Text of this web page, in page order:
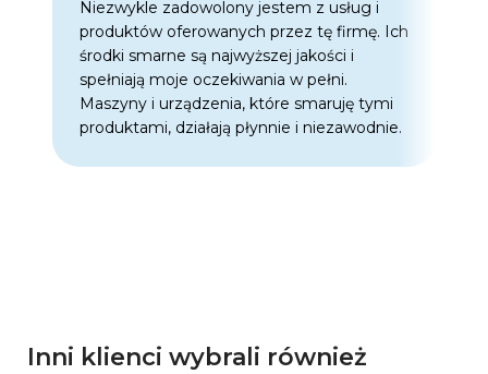
Niezwykle zadowolony jestem z usług i
produktów oferowanych przez tę firmę. Ich
środki smarne są najwyższej jakości i
spełniają moje oczekiwania w pełni.
Maszyny i urządzenia, które smaruję tymi
produktami, działają płynnie i niezawodnie.
Inni klienci wybrali również